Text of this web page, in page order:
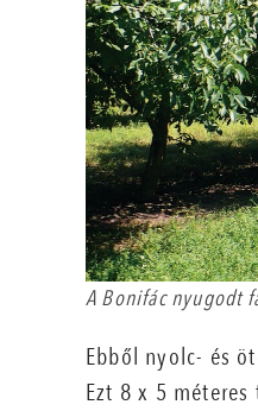
A Bonifác nyugodt
Ebből nyolc- és
Ezt 8 x 5